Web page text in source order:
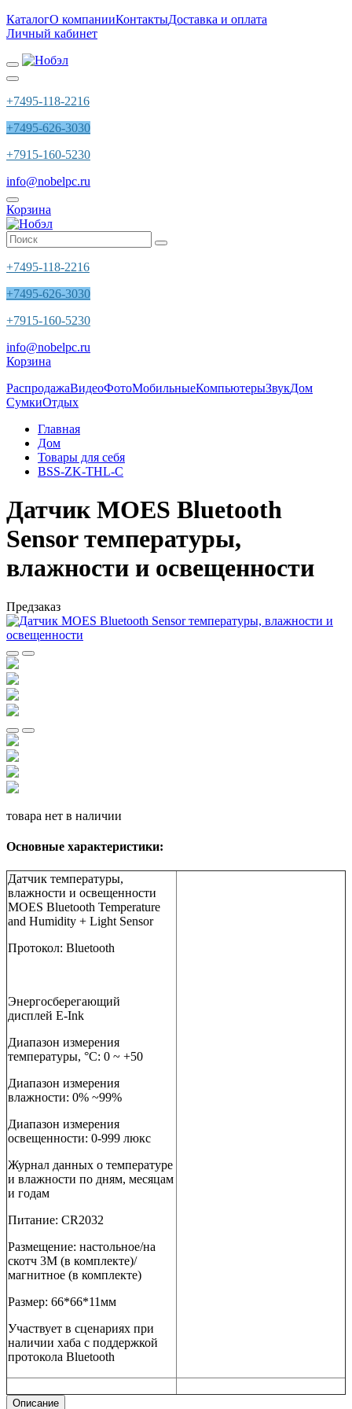
КаталогО компанииКонтактыДоставка и оплата
Личный кабинет
+7495-118-2216
+7495-626-3030
+7915-160-5230
info@nobelpc.ru
Корзина
+7495-118-2216
+7495-626-3030
+7915-160-5230
info@nobelpc.ru
Корзина
РаспродажаВидеоФотоМобильныеКомпьютерыЗвукДом
СумкиОтдых
Главная
Дом
Товары для себя
BSS-ZK-THL-C
Датчик MOES Bluetooth
Sensor температуры,
влажности и освещенности
Предзаказ
товара нет в наличии
Основные характеристики:
Датчик температуры,
влажности и освещенности
MOES Bluetooth Temperature
and Humidity + Light Sensor
Протокол: Bluetooth
Энергосберегающий
дисплей E-Ink
Диапазон измерения
температуры, °С: 0 ~ +50
Диапазон измерения
влажности: 0% ~99%
Диапазон измерения
освещенности: 0-999 люкс
Журнал данных о температуре
и влажности по дням, месяцам
и годам
Питание: CR2032
Размещение: настольное/на
скотч 3M (в комплекте)/
магнитное (в комплекте)
Размер: 66*66*11мм
Участвует в сценариях при
наличии хаба с поддержкой
протокола Bluetooth
Описание